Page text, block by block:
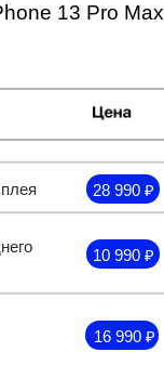
16 990 ₽
28 990 ₽
13 Pro Max
10 990 ₽